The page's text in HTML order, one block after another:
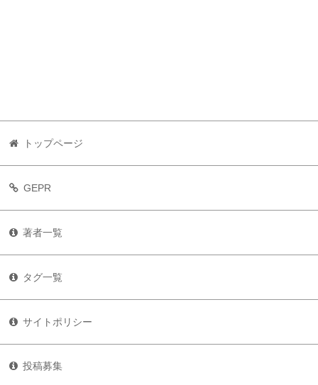
トップページ
GEPR
著者一覧
タグ一覧
サイトポリシー
投稿募集